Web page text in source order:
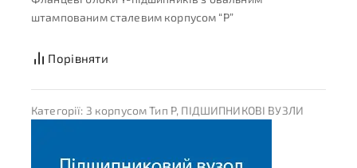
штампованим сталевим корпусом “P”
Порівняти
Категорії: З корпусом Тип P, ПІДШИПНИКОВІ ВУЗЛИ